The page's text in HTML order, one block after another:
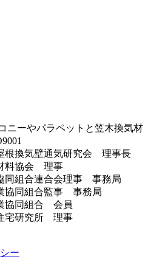
ニーやパラペットと笠木換気材
根換気壁通気研究会 理事長
料協会 理事
同組合連合会理事 事務局
協同組合監事 事務局
協同組合 会員
宅研究所 理事
ー